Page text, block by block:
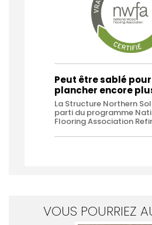
Peut être sablé
plancher encore
La Structure Northern
parti du programme
Flooring Association
VOUS POURRIEZ